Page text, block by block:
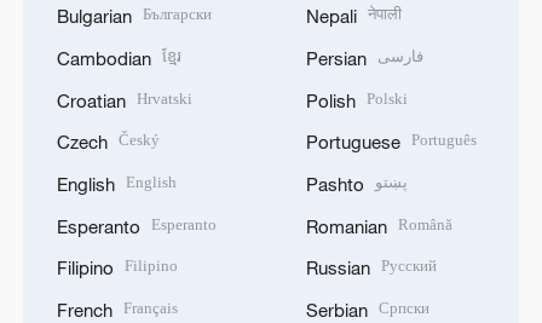
Bulgarian Български
Cambodian ខ្មែរ
Croatian Hrvatski
Czech Český
English English
Esperanto Esperanto
Filipino Filipino
French Français
Nepali नेपाली
Persian فارسی
Polish Polski
Portuguese Português
Pashto پښتو
Romanian Română
Russian Русский
Serbian Српски